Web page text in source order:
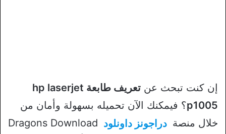
إن كنت تبحث عن
تعريف طابعة hp laserjet
p1005؟ فيمكنك الآن تحميله بسهولة وأمان من
خلال منصة دراجونز داونلود Dragons Download